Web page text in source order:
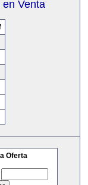
Venta
Oferta